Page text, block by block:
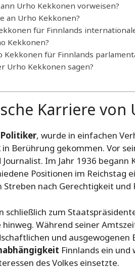
Urho Kekkonen vorweisen?
an Urho Kekkonen?
für Finnlands
Kekkonen?
Kekkonen für Finnlands
Urho Kekkonen sagen?
Karriere von
Politiker, wurde in einfachen
in Berührung gekommen. Vor
Im Jahr 1936 begann
Positionen im Reichstag
nach Gerechtigkeit
schließlich zum
Während seiner
und ausgewogenen
Finnlands ein
des Volkes einsetzte.